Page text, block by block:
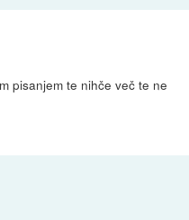
pisanjem te nihče več te ne